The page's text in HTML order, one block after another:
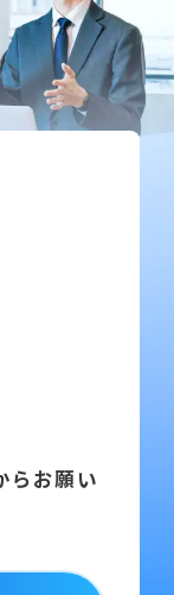
らお願い